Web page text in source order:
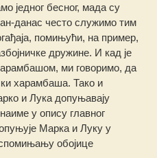
једног бесног, мада су
данас често служимо тим
помињући, на пример,
дружине. И кад је
ми говоримо, да
харамбаша. Тако и
и Лука допуњавају
у опису главног
Марка и Луку у
обојице